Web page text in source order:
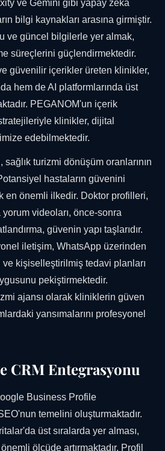
ve Gemini gibi yapay zeka
bilgi kaynakları arasına girmiştir.
ve güncel bilgilerle yer almak,
süreçlerini güçlendirmektedir.
güvenilir içerikler üreten klinikler,
hem de AI platformlarında üst
PEGANOM'un içerik
klinikler, dijital
edebilmektedir.
turizmi dönüşüm oranlarının
hastaların güvenini
en önemli ilkedir. Doktor profilleri,
videoları, önce-sonra
güvenin yapı taşlarıdır.
iletişim, WhatsApp üzerinden
ve kişiselleştirilmiş tedavi planları
pekiştirmektedir.
ajansı olarak kliniklerin güven
yansımalarını profesyonel
CRM Entegrasyonu
Business Profile
temelini oluşturmaktadır.
üst sıralarda yer alması,
ölçüde artırmaktadır. Profil